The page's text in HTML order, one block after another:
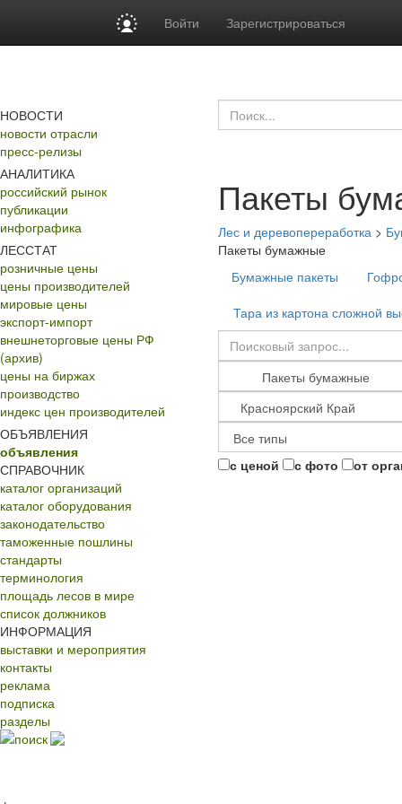
Войти Зарегистрироваться
НОВОСТИ
новости отрасли
пресс-релизы
АНАЛИТИКА
российский рынок
публикации
инфографика
ЛЕССТАТ
розничные цены
цены производителей
мировые цены
экспорт-импорт
внешнеторговые цены РФ
(архив)
цены на биржах
производство
индекс цен производителей
ОБЪЯВЛЕНИЯ
объявления
СПРАВОЧНИК
каталог организаций
каталог оборудования
законодательство
таможенные пошлины
стандарты
терминология
площадь лесов в мире
список должников
ИНФОРМАЦИЯ
выставки и мероприятия
контакты
реклама
подписка
разделы
поиск
Пакеты
Лес и деревопереработка >
Пакеты бумажные
Бумажные пакеты
Тара из картона сложной
с ценой с фото от